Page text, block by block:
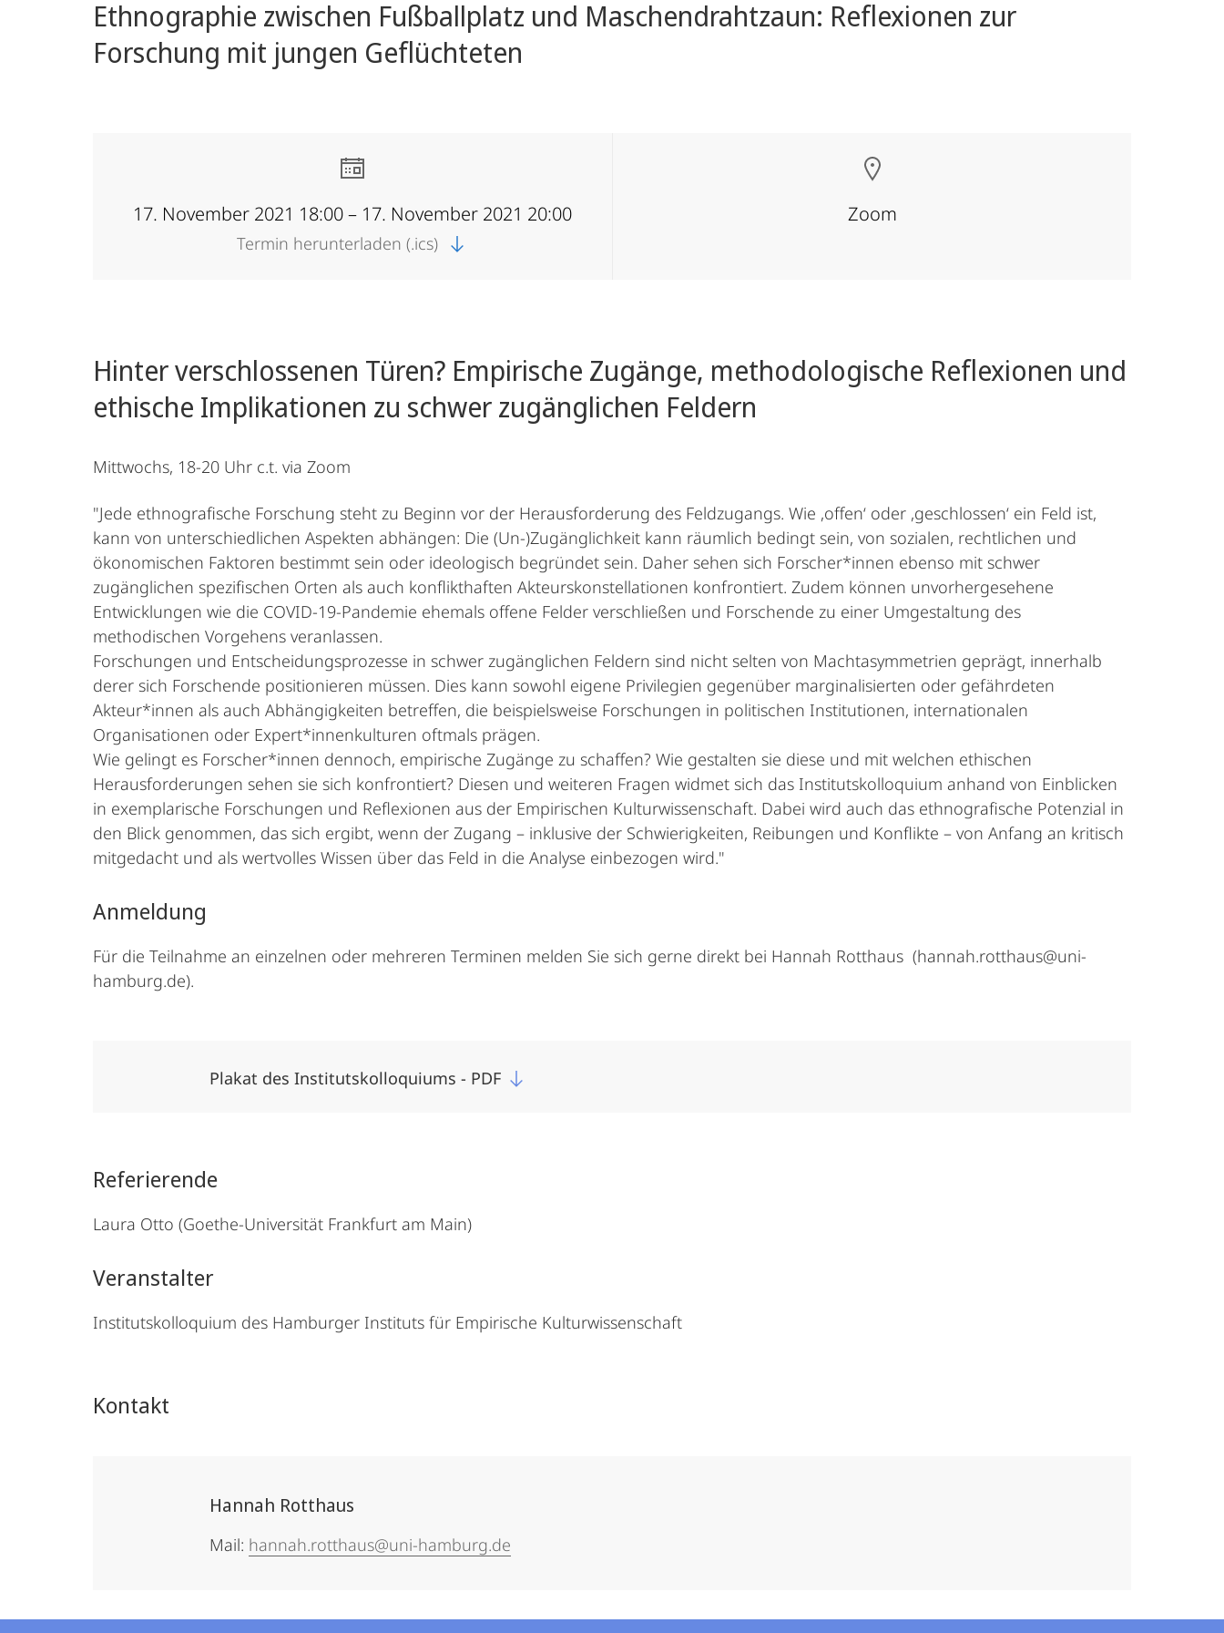
Ethnographie zwischen Fußballplatz und Maschendrahtzaun: Reflexionen zur
Forschung mit jungen Geflüchteten
17. November 2021 18:00 – 17. November 2021 20:00
Termin herunterladen (.ics)
Zoom
Hinter verschlossenen Türen? Empirische Zugänge, methodologische Reflexionen und
ethische Implikationen zu schwer zugänglichen Feldern
Mittwochs, 18-20 Uhr c.t. via Zoom
"Jede ethnografische Forschung steht zu Beginn vor der Herausforderung des Feldzugangs. Wie ,offen‘ oder ,geschlossen‘ ein Feld ist,
kann von unterschiedlichen Aspekten abhängen: Die (Un-)Zugänglichkeit kann räumlich bedingt sein, von sozialen, rechtlichen und
ökonomischen Faktoren bestimmt sein oder ideologisch begründet sein. Daher sehen sich Forscher*innen ebenso mit schwer
zugänglichen spezifischen Orten als auch konflikthaften Akteurskonstellationen konfrontiert. Zudem können unvorhergesehene
Entwicklungen wie die COVID-19-Pandemie ehemals offene Felder verschließen und Forschende zu einer Umgestaltung des
methodischen Vorgehens veranlassen.
Forschungen und Entscheidungsprozesse in schwer zugänglichen Feldern sind nicht selten von Machtasymmetrien geprägt, innerhalb
derer sich Forschende positionieren müssen. Dies kann sowohl eigene Privilegien gegenüber marginalisierten oder gefährdeten
Akteur*innen als auch Abhängigkeiten betreffen, die beispielsweise Forschungen in politischen Institutionen, internationalen
Organisationen oder Expert*innenkulturen oftmals prägen.
Wie gelingt es Forscher*innen dennoch, empirische Zugänge zu schaffen? Wie gestalten sie diese und mit welchen ethischen
Herausforderungen sehen sie sich konfrontiert? Diesen und weiteren Fragen widmet sich das Institutskolloquium anhand von Einblicken
in exemplarische Forschungen und Reflexionen aus der Empirischen Kulturwissenschaft. Dabei wird auch das ethnografische Potenzial in
den Blick genommen, das sich ergibt, wenn der Zugang – inklusive der Schwierigkeiten, Reibungen und Konflikte – von Anfang an kritisch
mitgedacht und als wertvolles Wissen über das Feld in die Analyse einbezogen wird."
Anmeldung
Für die Teilnahme an einzelnen oder mehreren Terminen melden Sie sich gerne direkt bei Hannah Rotthaus (hannah.rotthaus@uni-
hamburg.de).
Plakat des Institutskolloquiums - PDF
Referierende
Laura Otto (Goethe-Universität Frankfurt am Main)
Veranstalter
Institutskolloquium des Hamburger Instituts für Empirische Kulturwissenschaft
Kontakt
Hannah Rotthaus
Mail: hannah.rotthaus@uni-hamburg.de